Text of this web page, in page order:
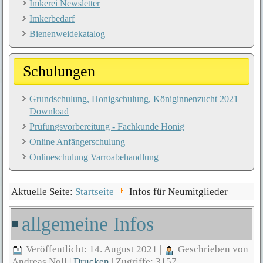
Imkerei Newsletter
Imkerbedarf
Bienenweidekatalog
Schulungen
Grundschulung, Honigschulung, Königinnenzucht 2021
Download
Prüfungsvorbereitung - Fachkunde Honig
Online Anfängerschulung
Onlineschulung Varroabehandlung
Aktuelle Seite: Startseite Infos für Neumitglieder
allgemeine Infos
Veröffentlicht: 14. August 2021
Geschrieben von